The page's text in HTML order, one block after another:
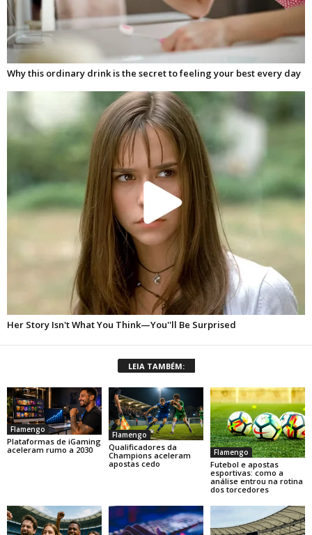
LEIA TAMBÉM:
Flamengo
Plataformas de iGaming
aceleram rumo a 2030
Flamengo
Qualificadores da
Champions aceleram
apostas cedo
Flamengo
Futebol e apostas
esportivas: como a
análise entrou na rotina
dos torcedores